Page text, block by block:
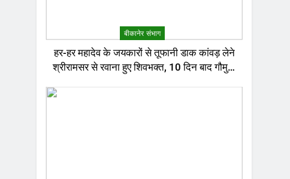
बीकानेर संभाग
हर-हर महादेव के जयकारों से तूफानी डाक कांवड़ लेने
श्रीरामसर से रवाना हुए शिवभक्त, 10 दिन बाद गौमुख